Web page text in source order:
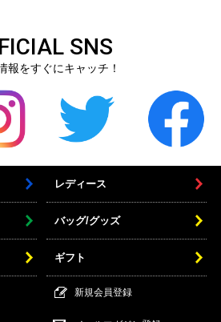
SNS
報をすぐにキャッチ！
レディース
バッグ/グッズ
ギフト
新規会員登録